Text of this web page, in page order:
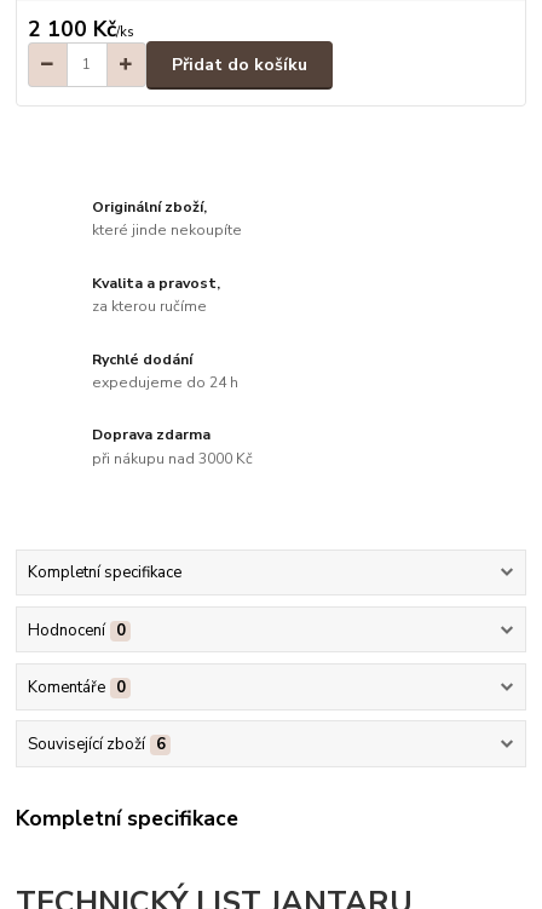
2 100 Kč/ks
Přidat do košíku
Originální zboží,
které jinde nekoupíte
Kvalita a pravost,
za kterou ručíme
Rychlé dodání
expedujeme do 24 h
Doprava zdarma
při nákupu nad 3000 Kč
Kompletní specifikace
Hodnocení 0
Komentáře 0
Související zboží 6
Kompletní specifikace